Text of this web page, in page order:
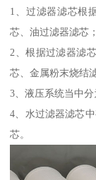
1、过滤器滤芯根
芯、油过滤器滤芯；
2、根据过滤器滤
芯、金属粉末烧结
3、液压系统当中
4、水过滤器滤芯
芯。